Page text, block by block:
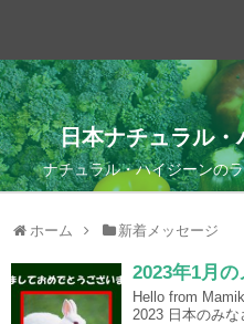
日本ナチュラル
ナチュラル・ハイジーンの
ホーム 新着メッセージ
2023年1月
Hello from
2023 日本のみ